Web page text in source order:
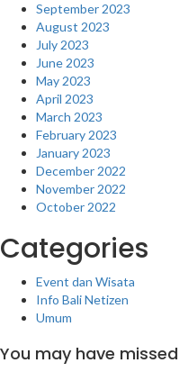
September 2023
August 2023
July 2023
June 2023
May 2023
April 2023
March 2023
February 2023
January 2023
December 2022
November 2022
October 2022
Categories
Event dan Wisata
Info Bali Netizen
Umum
You may have missed